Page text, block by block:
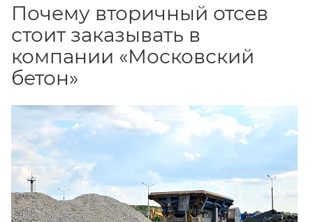
Почему вторичный отсев
стоит заказывать в
компании «Московский
бетон»